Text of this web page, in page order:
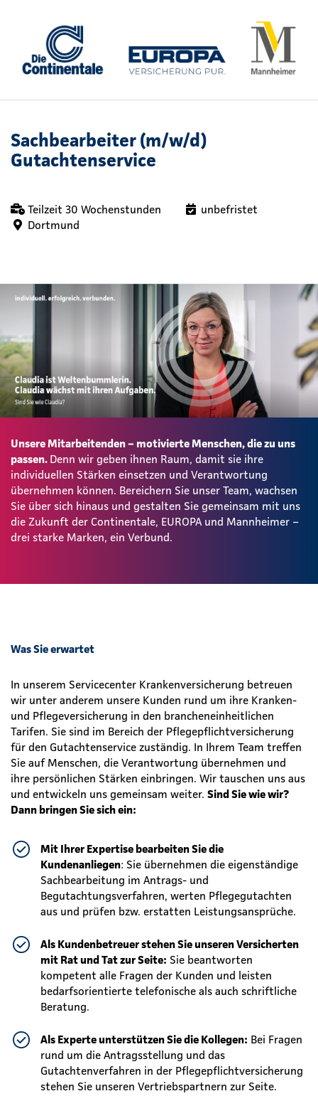
Sachbearbeiter (m/w/d)
Gutachtenservice
Teilzeit 30 Wochenstunden
unbefristet
Dortmund
Unsere Mitarbeitenden – motivierte Menschen, die zu uns
passen. Denn wir geben ihnen Raum, damit sie ihre
individuellen Stärken einsetzen und Verantwortung
übernehmen können. Bereichern Sie unser Team, wachsen
Sie über sich hinaus und gestalten Sie gemeinsam mit uns
die Zukunft der Continentale, EUROPA und Mannheimer –
drei starke Marken, ein Verbund.
Was Sie erwartet
In unserem Servicecenter Krankenversicherung betreuen
wir unter anderem unsere Kunden rund um ihre Kranken-
und Pflegeversicherung in den brancheneinheitlichen
Tarifen. Sie sind im Bereich der Pflegepflichtversicherung
für den Gutachtenservice zuständig. In Ihrem Team treffen
Sie auf Menschen, die Verantwortung übernehmen und
ihre persönlichen Stärken einbringen. Wir tauschen uns aus
und entwickeln uns gemeinsam weiter. Sind Sie wie wir?
Dann bringen Sie sich ein:
Mit Ihrer Expertise bearbeiten Sie die
Kundenanliegen: Sie übernehmen die eigenständige
Sachbearbeitung im Antrags- und
Begutachtungsverfahren, werten Pflegegutachten
aus und prüfen bzw. erstatten Leistungsansprüche.
Als Kundenbetreuer stehen Sie unseren Versicherten
mit Rat und Tat zur Seite: Sie beantworten
kompetent alle Fragen der Kunden und leisten
bedarfsorientierte telefonische als auch schriftliche
Beratung.
Als Experte unterstützen Sie die Kollegen: Bei Fragen
rund um die Antragsstellung und das
Gutachtenverfahren in der Pflegepflichtversicherung
stehen Sie unseren Vertriebspartnern zur Seite.